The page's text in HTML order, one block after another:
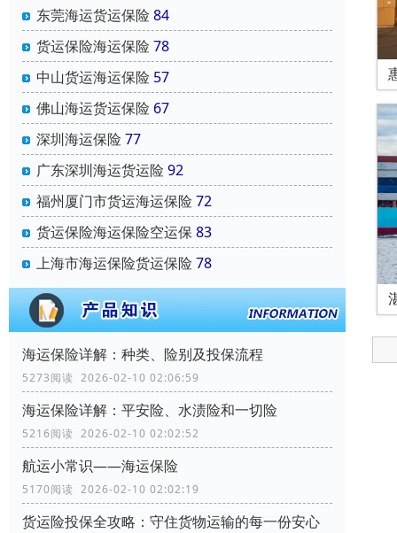
东莞海运货运保险 84
货运保险海运保险 78
中山货运海运保险 57
佛山海运货运保险 67
深圳海运保险 77
广东深圳海运货运险 92
福州厦门市货运海运保险 72
货运保险海运保险空运保 83
上海市海运保险货运保险 78
海运保险详解：种类、险别及投保流程
5273阅读 2026-02-10 02:06:59
海运保险详解：平安险、水渍险和一切险
5216阅读 2026-02-10 02:02:52
航运小常识——海运保险
5170阅读 2026-02-10 02:02:19
货运险投保全攻略：守住货物运输的每一份安心